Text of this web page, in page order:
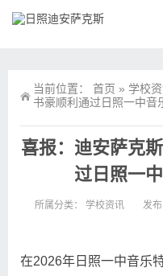
当前位置： 首页 » 学校资
书豪顺利通过日照一中音
喜报：迪安萨克
过日照一
所属分类： 学校资讯 发
在2026年日照一中音乐